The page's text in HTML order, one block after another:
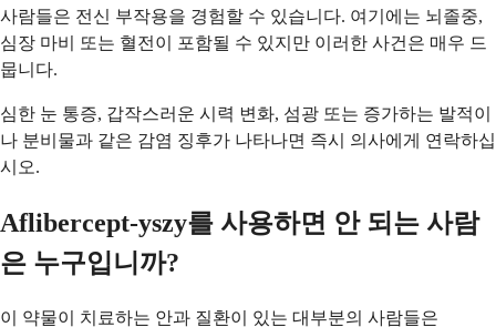
사람들은 전신 부작용을 경험할 수 있습니다. 여기에는 뇌졸중,
심장 마비 또는 혈전이 포함될 수 있지만 이러한 사건은 매우 드
뭅니다.
심한 눈 통증, 갑작스러운 시력 변화, 섬광 또는 증가하는 발적이
나 분비물과 같은 감염 징후가 나타나면 즉시 의사에게 연락하십
시오.
Aflibercept-yszy를 사용하면 안 되는 사람
은 누구입니까?
이 약물이 치료하는 안과 질환이 있는 대부분의 사람들은